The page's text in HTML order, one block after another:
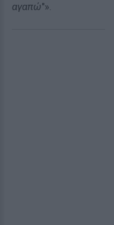
αγαπώ"».